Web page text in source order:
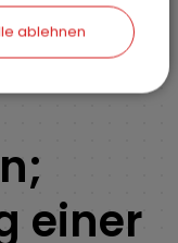
einer
ablehnen